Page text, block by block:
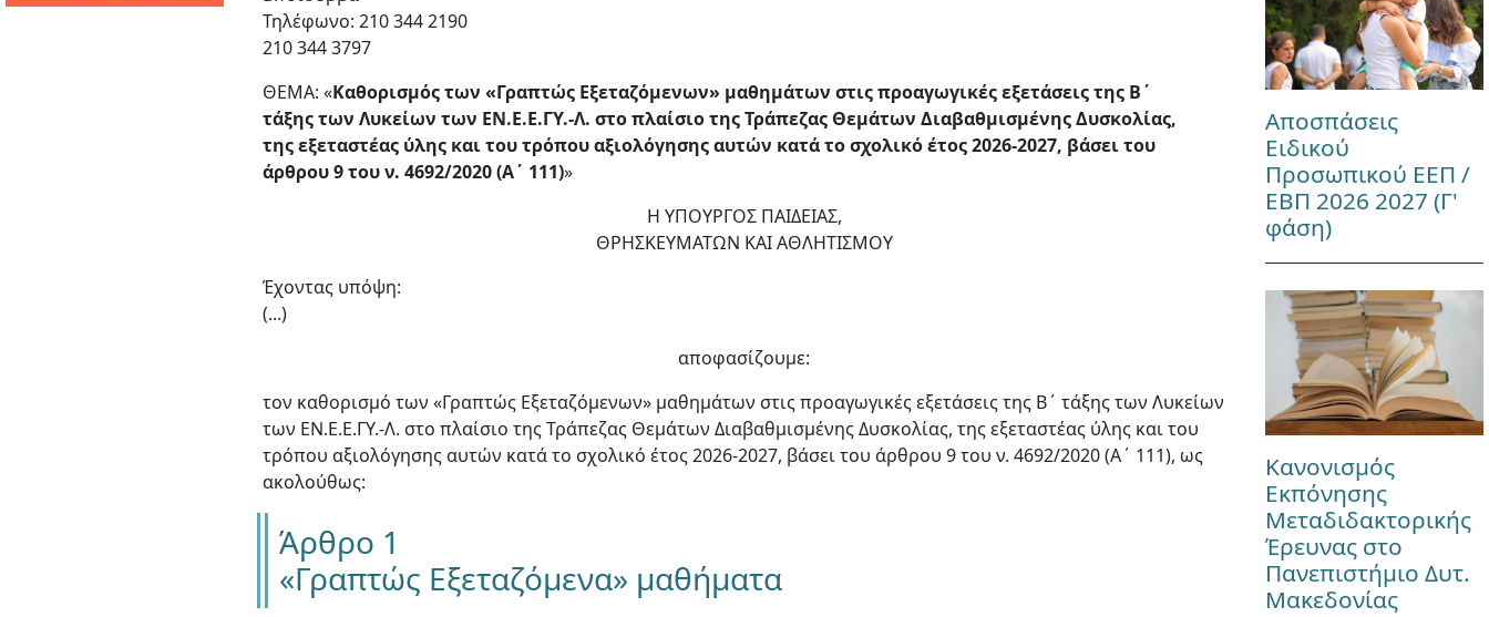
Τηλέφωνο: 210 344 2190
210 344 3797
ΘΕΜΑ: «Καθορισμός των «Γραπτώς Εξεταζόμενων» μαθημάτων στις προαγωγικές εξετάσεις της B΄
τάξηςτων Λυκείων των ΕΝ.Ε.Ε.ΓΥ.-Λ. στο πλαίσιο της Τράπεζας Θεμάτων Διαβαθμισμένης Δυσκολίας,
τηςεξεταστέας ύλης και του τρόπου αξιολόγησης αυτών κατά το σχολικό έτος 2026-2027, βάσει του
άρθρου9 του ν. 4692/2020 (Α΄ 111)»
Η ΥΠΟΥΡΓΟΣ ΠΑΙΔΕΙΑΣ,
ΘΡΗΣΚΕΥΜΑΤΩΝ ΚΑΙ ΑΘΛΗΤΙΣΜΟΥ
Έχοντας υπόψη:
(...)
αποφασίζουμε:
τον καθορισμό των «Γραπτώς Εξεταζόμενων» μαθημάτων στις προαγωγικές εξετάσεις της B΄ τάξης των Λυκείων
των ΕΝ.Ε.Ε.ΓΥ.-Λ. στο πλαίσιο της Τράπεζας Θεμάτων Διαβαθμισμένης Δυσκολίας, της εξεταστέας ύλης και του
τρόπου αξιολόγησης αυτών κατά το σχολικό έτος 2026-2027, βάσει του άρθρου 9 του ν. 4692/2020 (Α΄ 111), ως
ακολούθως:
Άρθρο 1
«Γραπτώς Εξεταζόμενα» μαθήματα
Αποσπάσεις
Ειδικού
Προσωπικού ΕΕΠ /
ΕΒΠ 2026 2027 (Γ'
φάση)
Κανονισμός
Εκπόνησης
Μεταδιδακτορικής
Έρευνας στο
Πανεπιστήμιο Δυτ.
Μακεδονίας